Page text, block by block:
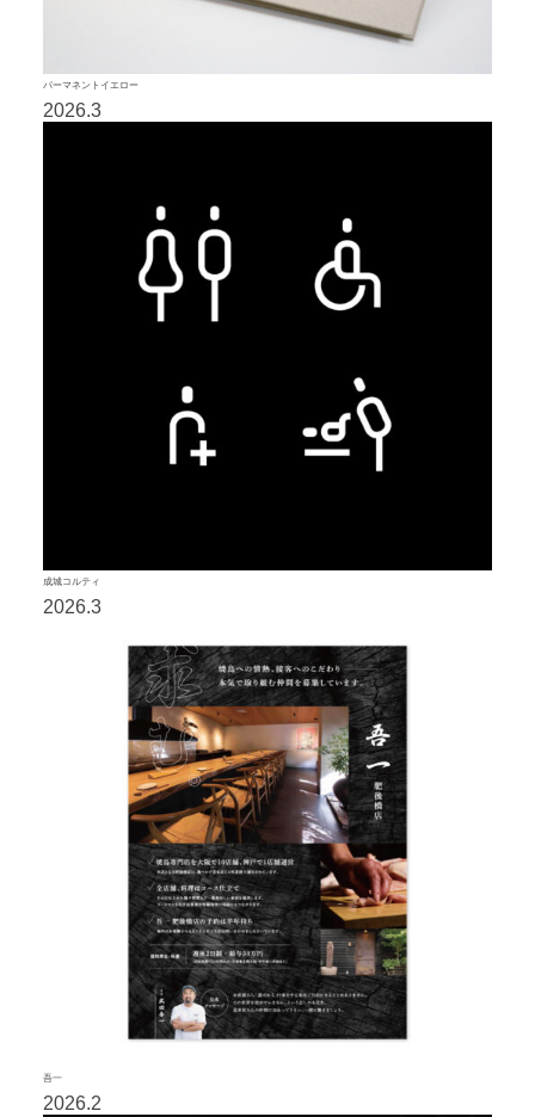
パーマネントイエロー
2026.3
成城コルティ
2026.3
吾一
2026.2